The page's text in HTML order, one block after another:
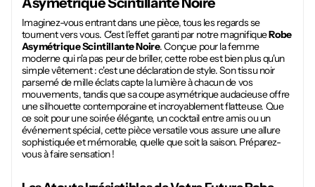
Imaginez-vous entrant dans une pièce, tous les regards se
tournent vers vous. C'est l'effet garanti par notre magnifiqueRobe
Asymétrique Scintillante Noire. Conçue pour la femme
moderne qui n'a pas peur de briller, cette robe est bien plus qu'un
simple vêtement : c'est une déclaration de style. Son tissu noir
parsemé de mille éclats capte la lumière à chacun de vos
mouvements, tandis que sa coupe asymétrique audacieuse offre
une silhouette contemporaine et incroyablement flatteuse. Que
ce soit pour une soirée élégante, un cocktail entre amis ou un
événement spécial, cette pièce versatile vous assure une allure
sophistiquée et mémorable, quelle que soit la saison. Préparez-
vous à faire sensation !